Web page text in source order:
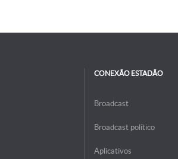
CONEXÃO ESTADÃO
Broadcast
Broadcast político
Aplicativos